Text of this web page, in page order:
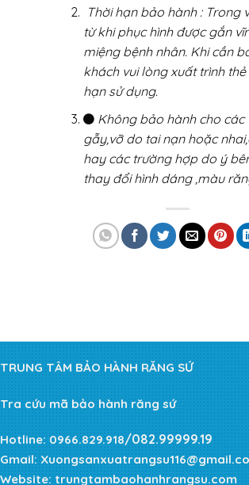
Thời hạn bảo hành : Trong
từ khi phục hình được gắn
miệng bệnh nhân. Khi cần
khách vui lòng xuất trình
hạn sử dụng.
Không bảo hành cho các
gẫy,vỡ do tai nạn hoặc
hay các trường hợp do ý
thay đổi hình dáng ,màu
TRUNG TÂM BẢO HÀNH RĂNG SỨ
Tra cứu mã bảo hành răng sứ
Hotline: 0966.829.918/082.99999.19
Gmail:
Website: trungtambaohanhrangsu.com